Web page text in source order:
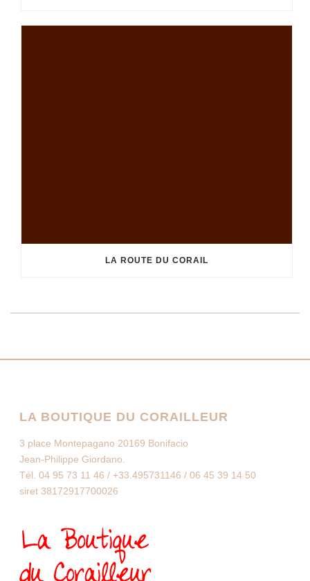
LA ROUTE DU CORAIL
LA BOUTIQUE DU CORAILLEUR
3 place Montepagano 20169 Bonifacio
Jean-Philippe Giordano.
Tél. 04 95 73 11 46 / +33.495731146 / 06 45 39 14 50
siret 38172917700026